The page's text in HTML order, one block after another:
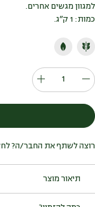
למגוון מגשים אחרים.
כמות: 1 ק”ג.
כמות
מגש
ירקות
רוצה לשתף את החבר/ה?